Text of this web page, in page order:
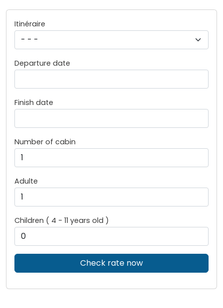
Itinéraire
Departure date
Finish date
Number of cabin
Adulte
Children ( 4 - 11 years old )
Check rate now